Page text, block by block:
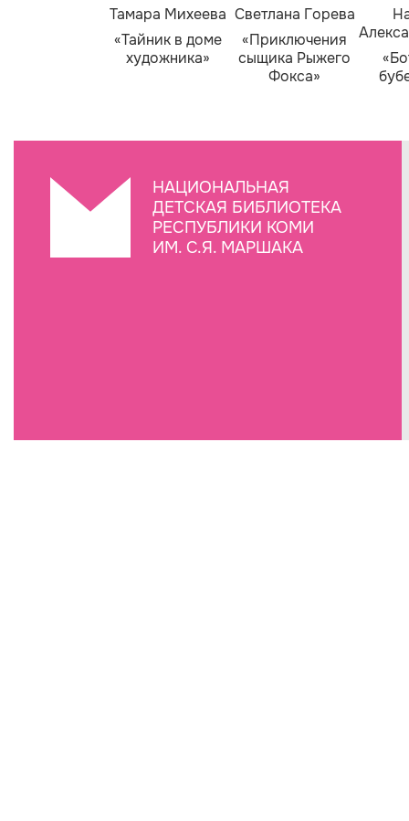
Тамара Михеева
«Тайник в доме
художника»
Светлана Горева
«Приключения
сыщика Рыжего
Фокса»
НАЦИОНАЛЬНАЯ
ДЕТСКАЯ БИБЛИОТЕКА
РЕСПУБЛИКИ КОМИ
ИМ. С.Я. МАРШАКА